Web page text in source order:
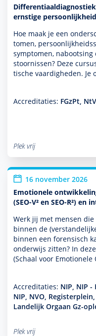
ernstige
Hoe maak je een
tomen,
symp­tomen,
stoor­nissen? Deze
tische vaar­dig­heden. Je
Accreditaties: FGzPt,
Plek vrij
16 november 2026
Emotionele
(SEO-V² en SEO-R²) en
Werk jij met mensen
binnen de
binnen een foren­sisch
onder­wijs zitten? In
(Schaal voor
Accreditaties: NIP, NIP
NIP, NVO,
Landelijk Orgaan Gz-
Plek vrij